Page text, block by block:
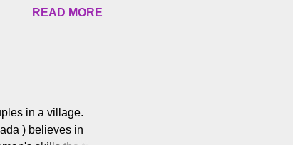
கிருத்திகா,
ஒளிப்பதிவு
திரைப்படத்தை 90
READ MORE
in a village.
) believes in